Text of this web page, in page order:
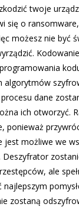
twoje
się o
możesz nie być
algorytmów
dane
ich otworzyć.
ponieważ
jest możliwe we
Deszyfrator
ale
najlepszym
zostaną